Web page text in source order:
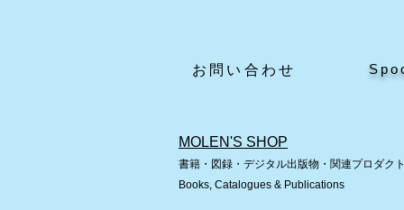
​お問い合わせ
MOLEN'S SHOP
書籍・図録・デジタル出版物・関連プロダク
Books, Catalogues & Publications